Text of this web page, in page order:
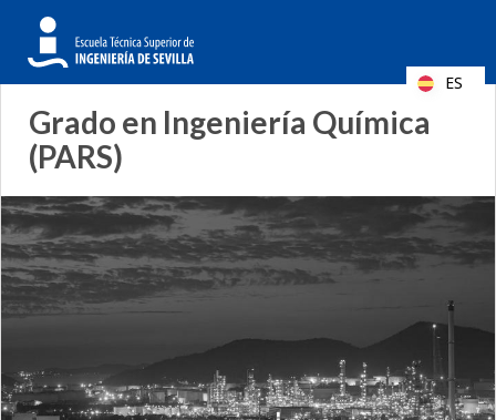
Formulario
de
búsqueda
Search
Grado en Ingeniería Química
(PARS)
ES